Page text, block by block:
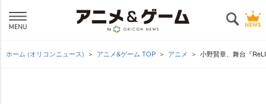
ホーム (オリコンニュース) アニメ&ゲーム TOP アニメ 小野賢章、舞台『